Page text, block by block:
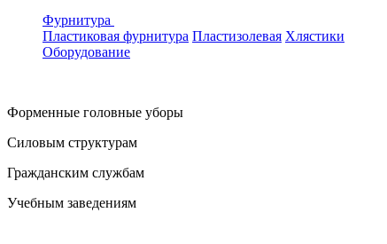
Фурнитура
Пластиковая фурнитура Пластизолевая Хлястики
Оборудование
Форменные головные уборы
Силовым структурам
Гражданским службам
Учебным заведениям